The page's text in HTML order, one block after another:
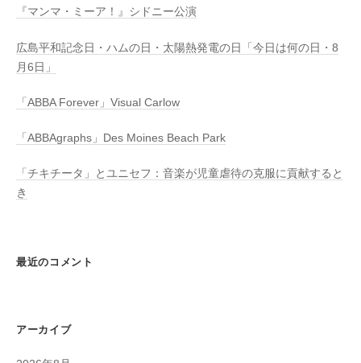
『マンマ・ミーア！』シドニー公演
広島平和記念日・ハムの日・太陽熱発電の日「今日は何の日・8
月6日」
「ABBA Forever」Visual Carlow
「ABBAgraphs」Des Moines Beach Park
「チキチータ」とユニセフ：音楽が児童虐待の克服に貢献すると
き
最近のコメント
アーカイブ